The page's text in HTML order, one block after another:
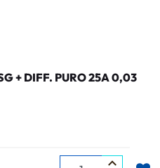
+ DIFF. PURO 25A 0,03